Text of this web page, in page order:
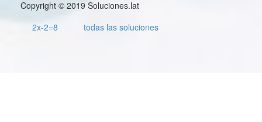
Copyright © 2019 Soluciones.lat
2x-2=8
todas las soluciones